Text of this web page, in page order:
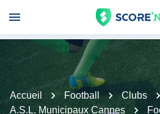
Accueil Football Clubs
A.S.L. Municipaux Cannes